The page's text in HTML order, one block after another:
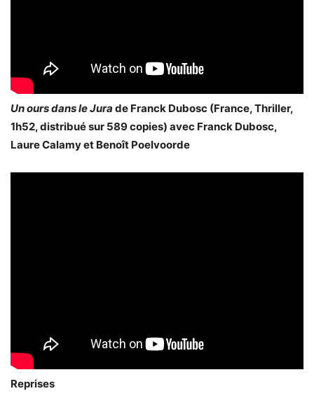
Un ours dans le Jura de Franck Dubosc (France, Thriller,
1h52, distribué sur 589 copies) avec Franck Dubosc,
Laure Calamy et Benoît Poelvoorde
Reprises